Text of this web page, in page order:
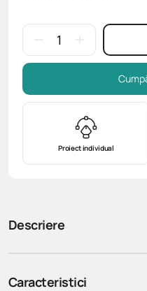
Proiect individual
Descriere
Caracteristici